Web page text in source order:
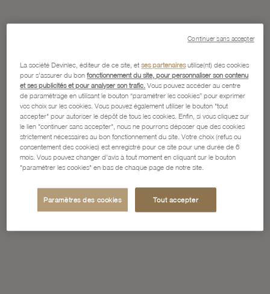
La société Devinlec, éditeur de ce site, etses partenairesutilise(nt) des cookies
pour s'assurer du bonfonctionnement du site, pour personnaliser son contenu
et ses publicités et pour analyser son trafic. Vous pouvez accéder au centre
de paramétrage en utilisant le bouton “paramétrer les cookies” pour exprimer
vos choix sur les cookies. Vous pouvez également utiliser le bouton "tout
accepter" pour autoriser le dépôt de tous les cookies. Enfin, si vous cliquez sur
le lien "continuer sans accepter", nous ne pourrons déposer que des cookies
strictement nécessaires au bon fonctionnement du site. Votre choix (refus ou
consentement des cookies) est enregistré pour ce site pour une durée de 6
mois. Vous pouvez changer d'avis à tout moment en cliquant sur le bouton
"paramétrer les cookies" en bas de chaque page de notre site.
Paramètres des cookies Tout accepter
Continuer sans accepter